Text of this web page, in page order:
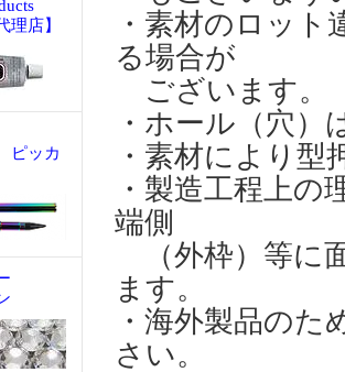
店】
ピッカ
・素材のロッ
る場合が
ございます。
・ホール（穴
・素材により
・製造工程上
端側
（外枠）等に
ます。
・海外製品の
さい。